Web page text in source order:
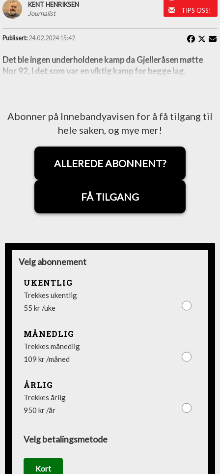
KENT HENRIKSEN
Journalist
TIPS OSS!
Publisert: 24.02.2024 15:42
Det ble ingen underholdene kamp da Gjelleråsen møtte
Nor 92, i det som var en viktig kamp for begge lag.
Abonner på Innebandyavisen for å få tilgang til
hele saken, og mye mer!
ALLEREDE ABONNENT?
FÅ TILGANG
Velg abonnement
UKENTLIG
Trekkes ukentlig
55 kr /uke
MÅNEDLIG
Trekkes månedlig
109 kr /måned
ÅRLIG
Trekkes årlig
950 kr /år
Velg betalingsmetode
Kort